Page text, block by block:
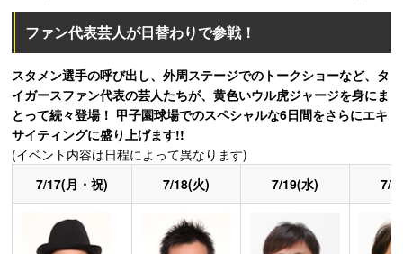
ファン代表芸人が日替わりで参戦！
スタメン選手の呼び出し、外周ステージでのトークショーなど、タ
イガースファン代表の芸人たちが、黄色いウル虎ジャージを身にま
とって続々登場！ 甲子園球場でのスペシャルな6日間をさらにエキ
サイティングに盛り上げます!!
(イベント内容は日程によって異なります)
7/17(月・祝)
7/18(火) 7/19(水) 7/